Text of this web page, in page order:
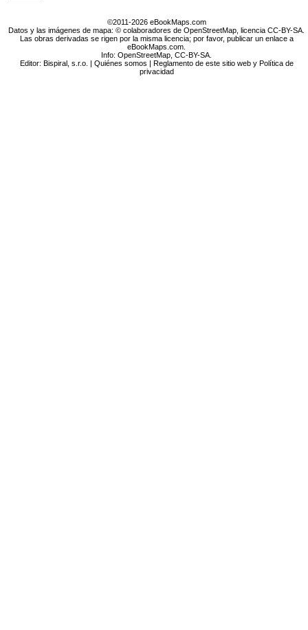
©2011-2026 eBookMaps.com
Datos y las imágenes de mapa: © colaboradores de OpenStreetMap, licencia CC-BY-SA.
Las obras derivadas se rigen por la misma licencia; por favor, publicar un enlace a
eBookMaps.com.
Info:OpenStreetMap ,CC-BY-SA
Editor: Bispiral, s.r.o. | Quiénes somos | Reglamento de este sitio web y Política de
privacidad